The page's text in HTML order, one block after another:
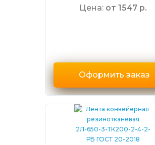
Цена: от 1547 р.
Оформить заказ